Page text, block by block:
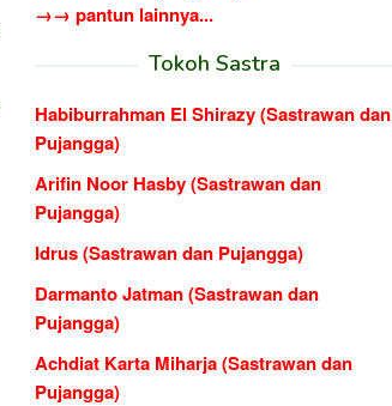
→→ pantun lainnya...
Tokoh Sastra
Habiburrahman El Shirazy (Sastrawan dan
Pujangga)
Arifin Noor Hasby (Sastrawan dan
Pujangga)
Idrus (Sastrawan dan Pujangga)
Darmanto Jatman (Sastrawan dan
Pujangga)
Achdiat Karta Miharja (Sastrawan dan
Pujangga)